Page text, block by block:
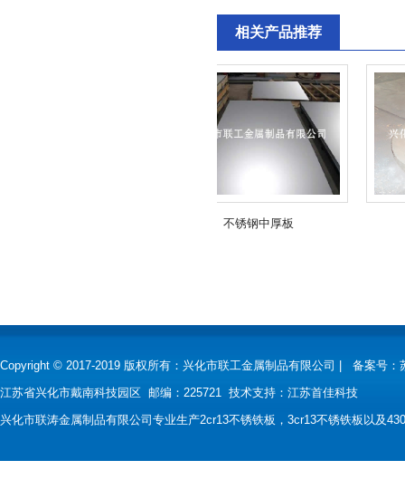
相关产品推荐
不锈钢中厚板
Copyright © 2017-2019 版权所有：兴化市联工金属制品有限公司 | 备案号：
江苏省兴化市戴南科技园区 邮编：225721 技术支持： 江苏首佳科技
兴化市联涛金属制品有限公司专业生产2cr13不锈铁板，3cr13不锈铁板以及